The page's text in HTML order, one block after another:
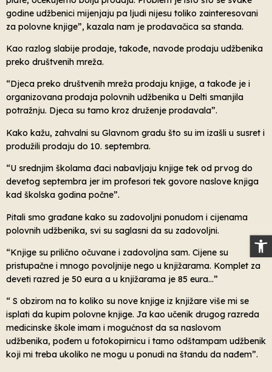
godine udžbenici mijenjaju pa ljudi nijesu toliko zainteresovani
za polovne knjige”, kazala nam je prodavačica sa standa.
Kao razlog slabije prodaje, takođe, navode prodaju udžbenika
preko društvenih mreža.
“Djeca preko društvenih mreža prodaju knjige, a takođe je i
organizovana prodaja polovnih udžbenika u Delti smanjila
potražnju. Djeca su tamo kroz druženje prodavala”.
Kako kažu, zahvalni su Glavnom gradu što su im izašli u susret i
produžili prodaju do 10. septembra.
“U srednjim školama đaci nabavljaju knjige tek od prvog do
devetog septembra jer im profesori tek govore naslove knjiga
kad školska godina počne”.
Pitali smo građane kako su zadovoljni ponudom i cijenama
polovnih udžbenika, svi su saglasni da su zadovoljni.
“Knjige su prilično očuvane i zadovoljna sam. Cijene su
pristupačne i mnogo povoljnije nego u knjižarama. Komplet za
deveti razred je 50 eura a u knjižarama je 85 eura…”
“ S obzirom na to koliko su nove knjige iz knjižare više mi se
isplati da kupim polovne knjige. Ja kao učenik drugog razreda
medicinske škole imam i mogućnost da sa naslovom
udžbenika, pođem u fotokopirnicu i tamo odštampam udžbenik
koji mi treba ukoliko ne mogu u ponudi na štandu da nađem”.